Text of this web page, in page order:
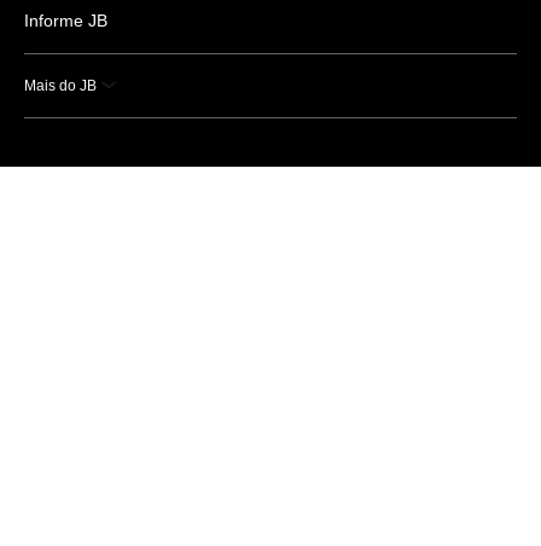
Informe JB
Mais do JB
Esportes